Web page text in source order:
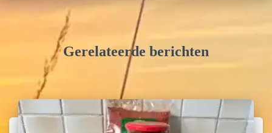
Gerelateerde berichten